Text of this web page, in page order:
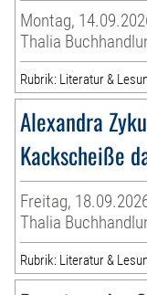
Montag,
Thalia
Rubrik: Literatur &
Alexandra
Kackscheiße
Freitag,
Thalia
Rubrik: Literatur &